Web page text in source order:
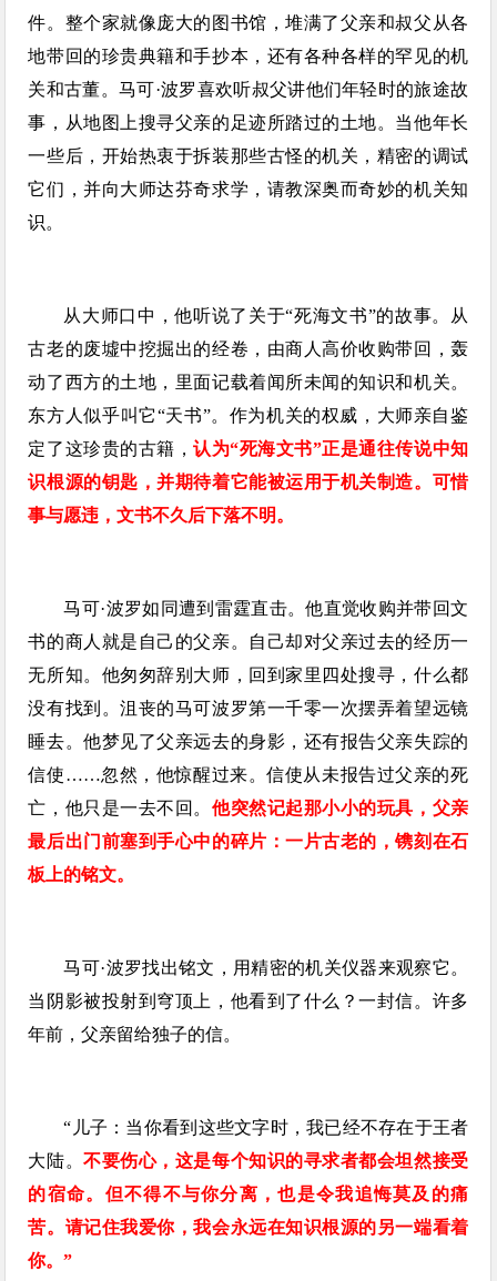
件。整个家就像庞大的图书馆，堆满了父亲和叔父从各
地带回的珍贵典籍和手抄本，还有各种各样的罕见的机
关和古董。马可·波罗喜欢听叔父讲他们年轻时的旅途故
事，从地图上搜寻父亲的足迹所踏过的土地。当他年长
一些后，开始热衷于拆装那些古怪的机关，精密的调试
它们，并向大师达芬奇求学，请教深奥而奇妙的机关知
识。
从大师口中，他听说了关于“死海文书”的故事。从
古老的废墟中挖掘出的经卷，由商人高价收购带回，轰
动了西方的土地，里面记载着闻所未闻的知识和机关。
东方人似乎叫它“天书”。作为机关的权威，大师亲自鉴
定了这珍贵的古籍，认为“死海文书”正是通往传说中知
识根源的钥匙，并期待着它能被运用于机关制造。可惜
事与愿违，文书不久后下落不明。
马可·波罗如同遭到雷霆直击。他直觉收购并带回文
书的商人就是自己的父亲。自己却对父亲过去的经历一
无所知。他匆匆辞别大师，回到家里四处搜寻，什么都
没有找到。沮丧的马可波罗第一千零一次摆弄着望远镜
睡去。他梦见了父亲远去的身影，还有报告父亲失踪的
信使……忽然，他惊醒过来。信使从未报告过父亲的死
亡，他只是一去不回。 他突然记起那小小的玩具，父亲
最后出门前塞到手心中的碎片：一片古老的，镌刻在石
板上的铭文。
马可·波罗找出铭文，用精密的机关仪器来观察它。
当阴影被投射到穹顶上，他看到了什么？一封信。许多
年前，父亲留给独子的信。
“儿子：当你看到这些文字时，我已经不存在于王者
大陆。不要伤心，这是每个知识的寻求者都会坦然接受
的宿命。但不得不与你分离，也是令我追悔莫及的痛
苦。请记住我爱你，我会永远在知识根源的另一端看着
你。”